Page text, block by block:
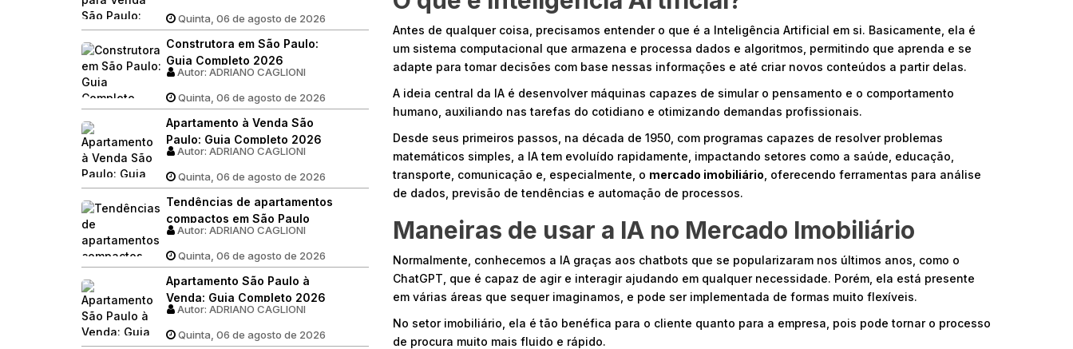
Quinta, 06 de agosto de 2026
Construtora em São Paulo:
Guia Completo 2026
Autor: ADRIANO CAGLIONI
Quinta, 06 de agosto de 2026
Apartamento à Venda São
Paulo: Guia Completo 2026
Autor: ADRIANO CAGLIONI
Quinta, 06 de agosto de 2026
Tendências de apartamentos
compactos em São Paulo
Autor: ADRIANO CAGLIONI
Quinta, 06 de agosto de 2026
Apartamento São Paulo à
Venda: Guia Completo 2026
Autor: ADRIANO CAGLIONI
Quinta, 06 de agosto de 2026
Antes de qualquer coisa, precisamos entender o que é a Inteligência Artificial em si. Basicamente, ela é
um sistema computacional que armazena e processa dados e algoritmos, permitindo que aprenda e se
adapte para tomar decisões com base nessas informações e até criar novos conteúdos a partir delas.
A ideia central da IA é desenvolver máquinas capazes de simular o pensamento e o comportamento
humano, auxiliando nas tarefas do cotidiano e otimizando demandas profissionais.
Desde seus primeiros passos, na década de 1950, com programas capazes de resolver problemas
matemáticos simples, a IA tem evoluído rapidamente, impactando setores como a saúde, educação,
transporte, comunicação e, especialmente, o mercado imobiliário , oferecendo ferramentas para análise
de dados, previsão de tendências e automação de processos.
Maneiras de usar a IA no Mercado Imobiliário
Normalmente, conhecemos a IA graças aos chatbots que se popularizaram nos últimos anos, como o
ChatGPT, que é capaz de agir e interagir ajudando em qualquer necessidade. Porém, ela está presente
em várias áreas que sequer imaginamos, e pode ser implementada de formas muito flexíveis.
No setor imobiliário, ela é tão benéfica para o cliente quanto para a empresa, pois pode tornar o processo
de procura muito mais fluido e rápido.